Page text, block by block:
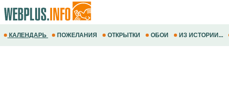
КАЛЕНДАРЬ ПОЖЕЛАНИЯ ОТКРЫТКИ ОБОИ ИЗ ИСТОРИИ...